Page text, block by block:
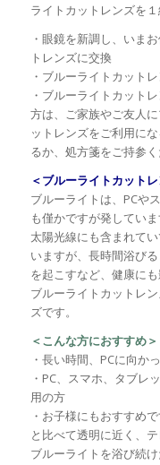
ライトカットレンズを
・眼鏡を新調し、いま
トレンズに交換
・ブルーライトカット
・ブルーライトカット
方は、ご家族やご友人
ットレンズをご利用に
るか、処方箋をご持参く
＜ブルーライトカット
ブルーライトは、PCや
も僅かですが発していま
太陽光線にも含まれて
いますが、長時間浴び
を起こすなど、健康に
ブルーライトカットレ
ズです。
＜こんな方におすすめ＞
・長い時間、PCに向か
・PC、スマホ、タブレ
用の方
・お子様にもおすすめ
と比べて透明に近く、
ブルーライトを浴び続